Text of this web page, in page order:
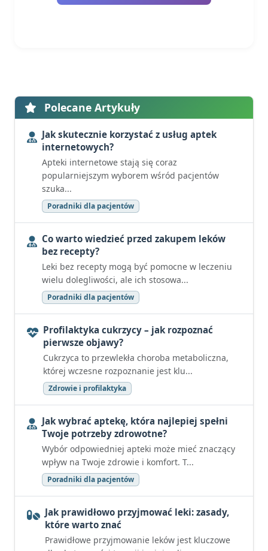
Polecane Artykuły
Jak skutecznie korzystać z usług aptek
internetowych?
Apteki internetowe stają się coraz
popularniejszym wyborem wśród pacjentów
szuka...
Poradniki dla pacjentów
Co warto wiedzieć przed zakupem leków
bez recepty?
Leki bez recepty mogą być pomocne w leczeniu
wielu dolegliwości, ale ich stosowa...
Poradniki dla pacjentów
Profilaktyka cukrzycy – jak rozpoznać
pierwsze objawy?
Cukrzyca to przewlekła choroba metaboliczna,
której wczesne rozpoznanie jest klu...
Zdrowie i profilaktyka
Jak wybrać aptekę, która najlepiej spełni
Twoje potrzeby zdrowotne?
Wybór odpowiedniej apteki może mieć znaczący
wpływ na Twoje zdrowie i komfort. T...
Poradniki dla pacjentów
Jak prawidłowo przyjmować leki: zasady,
które warto znać
Prawidłowe przyjmowanie leków jest kluczowe